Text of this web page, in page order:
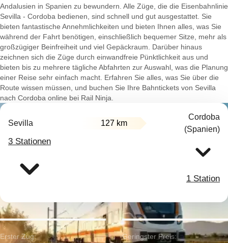
Andalusien in Spanien zu bewundern. Alle Züge, die die Eisenbahnlinie
Sevilla - Cordoba bedienen, sind schnell und gut ausgestattet. Sie
bieten fantastische Annehmlichkeiten und bieten Ihnen alles, was Sie
während der Fahrt benötigen, einschließlich bequemer Sitze, mehr als
großzügiger Beinfreiheit und viel Gepäckraum. Darüber hinaus
zeichnen sich die Züge durch einwandfreie Pünktlichkeit aus und
bieten bis zu mehrere tägliche Abfahrten zur Auswahl, was die Planung
einer Reise sehr einfach macht. Erfahren Sie alles, was Sie über die
Route wissen müssen, und buchen Sie Ihre Bahntickets von Sevilla
nach Cordoba online bei Rail Ninja.
Sevilla 127 km
Cordoba
(Spanien)
3 Stationen
1 Station
Erster Zug: Geringster Preis: